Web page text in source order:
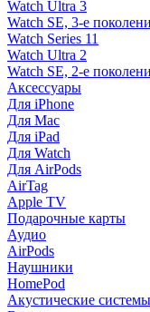
Watch Ultra 3
Watch SE, 3-е
Watch Series 11
Watch Ultra 2
Watch SE, 2-е
Аксессуары
Для iPhone
Для Mac
Для iPad
Для Watch
Для AirPods
AirTag
Apple TV
Подарочные карты
Аудио
AirPods
Наушники
HomePod
Акустические системы